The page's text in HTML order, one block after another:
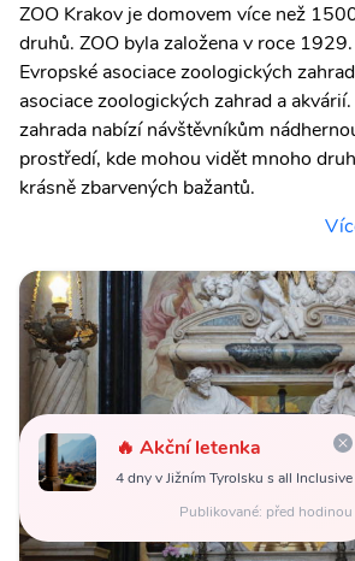
ZOO Krakov je domovem více než
druhů. ZOO byla založena v roce
Evropské asociace zoologických
asociace zoologických zahrad a
zahrada nabízí návštěvníkům
prostředí, kde mohou vidět mnoho
krásně zbarvených bažantů.
🔥 Akční letenka
4 dny v Jižním Tyrolsku s all Inclusive
Publikované: před hodinou